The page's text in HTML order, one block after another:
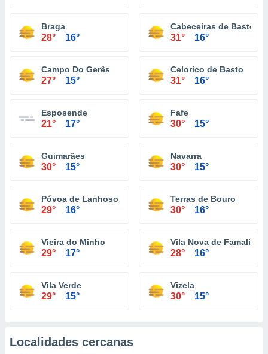
Braga
28° 16°
Cabeceiras de Basto
31° 16°
Campo Do Gerês
27° 15°
Celorico de Basto
31° 16°
Esposende
21° 17°
Fafe
30° 15°
Guimarães
30° 15°
Navarra
30° 15°
Póvoa de Lanhoso
29° 16°
Terras de Bouro
30° 16°
Vieira do Minho
29° 17°
Vila Nova de Famalicão
28° 16°
Vila Verde
29° 15°
Vizela
30° 15°
Localidades cercanas